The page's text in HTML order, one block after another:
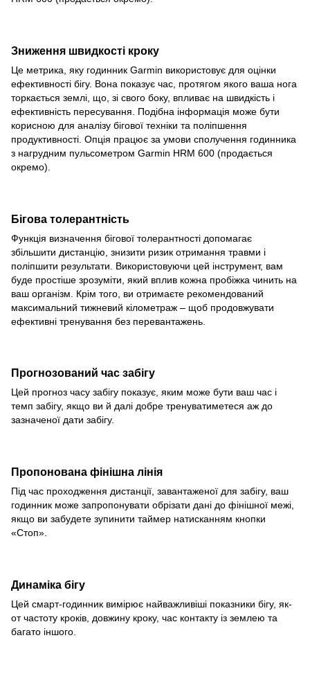
Зниження швидкості кроку
Це метрика, яку годинник Garmin використовує для оцінки
ефективності бігу. Вона показує час, протягом якого ваша нога
торкається землі, що, зі свого боку, впливає на швидкість і
ефективність пересування. Подібна інформація може бути
корисною для аналізу бігової техніки та поліпшення
продуктивності. Опція працює за умови сполучення годинника
з нагрудним пульсометром Garmin HRM 600 (продається
окремо).
Бігова толерантність
Функція визначення бігової толерантності допомагає
збільшити дистанцію, знизити ризик отримання травми і
поліпшити результати. Використовуючи цей інструмент, вам
буде простіше зрозуміти, який вплив кожна пробіжка чинить на
ваш організм. Крім того, ви отримаєте рекомендований
максимальний тижневий кілометраж – щоб продовжувати
ефективні тренування без перевантажень.
Прогнозований час забігу
Цей прогноз часу забігу показує, яким може бути ваш час і
темп забігу, якщо ви й далі добре тренуватиметеся аж до
зазначеної дати забігу.
Пропонована фінішна лінія
Під час проходження дистанції, завантаженої для забігу, ваш
годинник може запропонувати обрізати дані до фінішної межі,
якщо ви забудете зупинити таймер натисканням кнопки
«Стоп».
Динаміка бігу
Цей смарт-годинник вимірює найважливіші показники бігу, як-
от частоту кроків, довжину кроку, час контакту із землею та
багато іншого.